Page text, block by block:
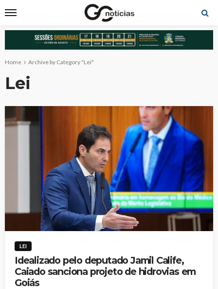
Home Archive by Category "Lei"
Lei
LEI
Idealizado pelo deputado Jamil Calife,
Caiado sanciona projeto de hidrovias em
Goiás